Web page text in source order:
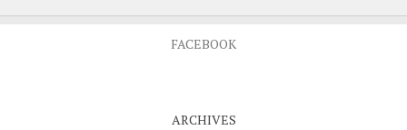
FACEBOOK
ARCHIVES